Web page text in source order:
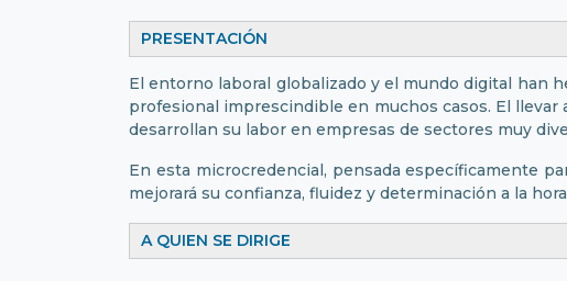
PRESENTACIÓN
El entorno laboral globalizado y el mundo digital han
profesional imprescindible en muchos casos. El
desarrollan su labor en empresas de sectores muy
En esta microcredencial, pensada específicamente
mejorará su confianza, fluidez y determinación a la
A QUIEN SE DIRIGE